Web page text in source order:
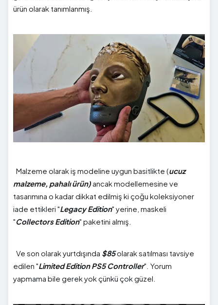
ürün olarak tanımlanmış.
Malzeme olarak iş modeline uygun basitlikte (ucuz
malzeme, pahalı ürün)ancak modellemesine ve
tasarımına o kadar dikkat edilmiş ki çoğu koleksiyoner
iade ettikleri "Legacy Edition" yerine, maskeli
"Collectors Edition" paketini almış.
Ve son olarak yurtdışında $85olarak satılması tavsiye
edilen "Limited Edition PS5 Controller". Yorum
yapmama bile gerek yok çünkü çok güzel.